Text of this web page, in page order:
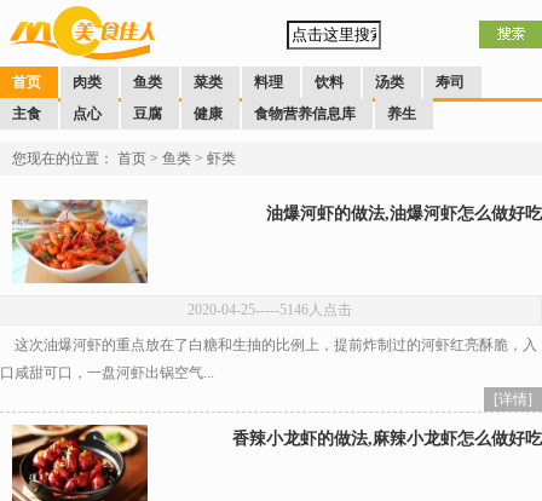
首页 肉类 鱼类 菜类 料理 饮料 汤类
寿司
主食
点心 豆腐 健康 食物营养信息库 养生
您现在的位置： 首页 > 鱼类 > 虾类
油爆河虾的做法,油爆河虾怎么做好吃
2020-04-25-----5146人点击
这次油爆河虾的重点放在了白糖和生抽的比例上，提前炸制过的河虾红亮酥脆，入
口咸甜可口，一盘河虾出锅空气...
[详情]
香辣小龙虾的做法,麻辣小龙虾怎么做好吃